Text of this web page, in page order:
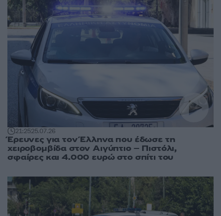
21:2525.07.26
Έρευνες για τον Έλληνα που έδωσε τη
χειροβομβίδα στον Αιγύπτιο – Πιστόλι,
σφαίρες και 4.000 ευρώ στο σπίτι του